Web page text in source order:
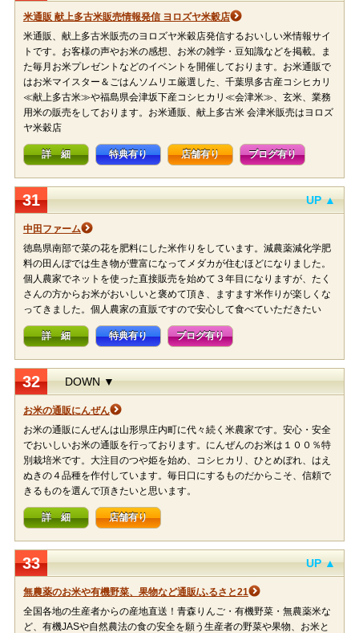
米通販 献上多古米販売情報発信 ヨロズヤ米穀店
米通販、献上多古米販売のヨロズヤ米穀店発信するおいしい米情報サイ
トです。お客様の声やお米の感想、お米の雑学・豆知識などを掲載。ま
た毎月お米プレゼントなどのイベントを開催しております。お米通販で
はお米マイスター＆ごはんソムリエ厳選した、千葉県多古産コシヒカリ
≪献上多古米≫や福島県会津坂下産コシヒカリ≪会津米≫、玄米、業務
用米の販売をしております。お米通販、献上多古米 会津米販売はヨロズ
ヤ米穀店
詳 細 特典有り 店舗有り ブログ有り
31 UP ▲
中田ファーム
徳島県南部で菜の花を肥料にした米作りをしています。減農薬減化学肥
料の田んぼでは生き物が豊富になってメダカが住むほどになりました。
個人農家でネットを使った直接販売を始めて３年目になりますが、たく
さんの方からお米がおいしいと褒めて頂き、ますます米作りが楽しくな
ってきました。個人農家の直販ですので安心して食べていただきたい
詳 細 特典有り ブログ有り
32 DOWN ▼
お米の通販にんぜん
お米の通販にんぜんは山形県庄内町に代々続く米農家です。安心・安全
でおいしいお米の通販を行っております。にんぜんのお米は１００％特
別栽培米です。大注目のつや姫を始め、コシヒカリ、ひとめぼれ、はえ
ぬきの４品種を作付しています。毎日口にするものだからこそ、信頼で
きるものを選んで頂きたいと思います。
詳 細 店舗有り
33 UP ▲
無農薬のお米や有機野菜、果物など通販/ふるさと21
全国各地の生産者からの産地直送！青森りんご・有機野菜・無農薬米な
ど、有機JASや自然農法の食の安全を願う生産者の野菜や果物、お米と